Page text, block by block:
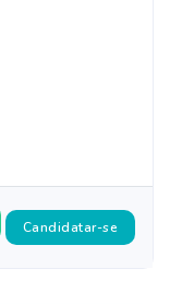
Candidatar-se